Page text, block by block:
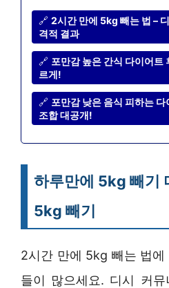
🔗 2시간 만에 5kg 빼는 법 –
격적 결과
🔗 포만감 높은 간식 다이어트
르게!
🔗 포만감 낮은 음식 피하는
조합 대공개!
하루만에 5kg 빼기
5kg 빼기
2시간 만에 5kg 빼는 법에
들이 많으세요. 디시 커